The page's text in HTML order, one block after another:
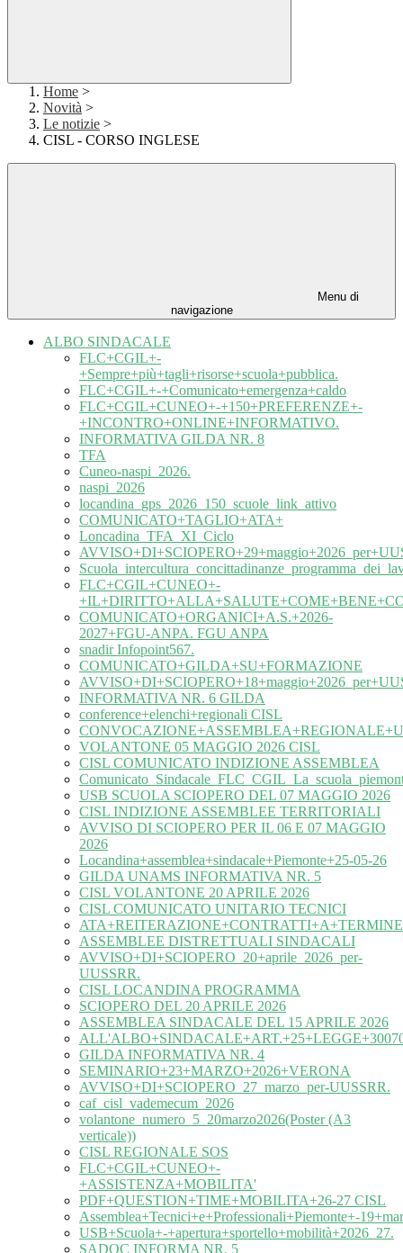
Home >
Novità >
Le notizie >
CISL - CORSO INGLESE
Menu di
navigazione
ALBO SINDACALE
FLC+CGIL+-
+Sempre+più+tagli+risorse+scuola+pubblica.
FLC+CGIL+-+Comunicato+emergenza+caldo
FLC+CGIL+CUNEO+-+150+PREFERENZE+-
+INCONTRO+ONLINE+INFORMATIVO.
INFORMATIVA GILDA NR. 8
TFA
Cuneo-naspi_2026.
naspi_2026
locandina_gps_2026_150_scuole_link_attivo
COMUNICATO+TAGLIO+ATA+
Loncadina_TFA_XI_Ciclo
FLC+CGIL+CUNEO+-
COMUNICATO+ORGANICI+A.S.+2026-
2027+FGU-ANPA. FGU ANPA
snadir Infopoint567.
COMUNICATO+GILDA+SU+FORMAZIONE
INFORMATIVA NR. 6 GILDA
conference+elenchi+regionali CISL
VOLANTONE 05 MAGGIO 2026 CISL
CISL COMUNICATO INDIZIONE ASSEMBLEA
USB SCUOLA SCIOPERO DEL 07 MAGGIO 2026
CISL INDIZIONE ASSEMBLEE TERRITORIALI
AVVISO DI SCIOPERO PER IL 06 E 07 MAGGIO
2026
Locandina+assemblea+sindacale+Piemonte+25-05-26
GILDA UNAMS INFORMATIVA NR. 5
CISL VOLANTONE 20 APRILE 2026
CISL COMUNICATO UNITARIO TECNICI
ATA+REITERAZIONE+CONTRATTI+A+TERMINE
ASSEMBLEE DISTRETTUALI SINDACALI
AVVISO+DI+SCIOPERO_20+aprile_2026_per-
UUSSRR.
CISL LOCANDINA PROGRAMMA
SCIOPERO DEL 20 APRILE 2026
ASSEMBLEA SINDACALE DEL 15 APRILE 2026
GILDA INFORMATIVA NR. 4
SEMINARIO+23+MARZO+2026+VERONA
AVVISO+DI+SCIOPERO_27_marzo_per-UUSSRR.
caf_cisl_vademecum_2026
volantone_numero_5_20marzo2026(Poster (A3
verticale))
CISL REGIONALE SOS
FLC+CGIL+CUNEO+-
+ASSISTENZA+MOBILITA'
PDF+QUESTION+TIME+MOBILITA+26-27 CISL
Assemblea+Tecnici+e+Professionali+Piemonte+-
USB+Scuola+-+apertura+sportello+mobilità+2026_27.
SADOC INFORMA NR. 5